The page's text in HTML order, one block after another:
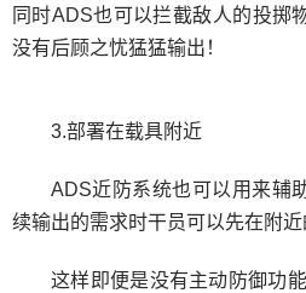
同时ADS也可以拦截敌人的投掷
没有后顾之忧猛猛输出！
3.部署在载具附近
ADS近防系统也可以用来辅
续输出的需求时干员可以先在附
这样即便是没有主动防御功